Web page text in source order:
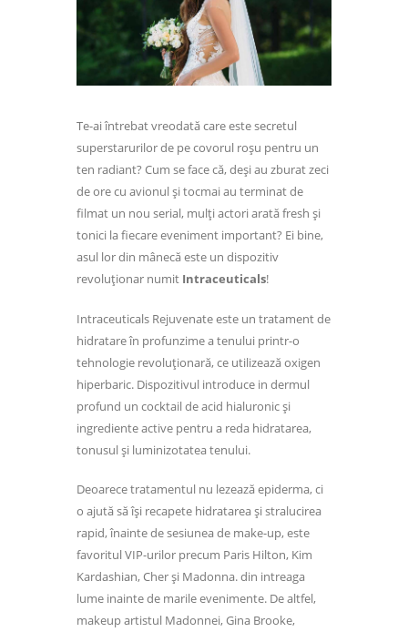
Te-ai întrebat vreodată care este secretul
superstarurilor de pe covorul roșu pentru un
ten radiant? Cum se face că, deși au zburat zeci
de ore cu avionul și tocmai au terminat de
filmat un nou serial, mulți actori arată fresh și
tonici la fiecare eveniment important? Ei bine,
asul lor din mânecă este un dispozitiv
revoluționar numit Intraceuticals!
Intraceuticals Rejuvenate este un tratament de
hidratare în profunzime a tenului printr-o
tehnologie revoluționară, ce utilizează oxigen
hiperbaric. Dispozitivul introduce in dermul
profund un cocktail de acid hialuronic și
ingrediente active pentru a reda hidratarea,
tonusul și luminizotatea tenului.
Deoarece tratamentul nu lezează epiderma, ci
o ajută să își recapete hidratarea și stralucirea
rapid, înainte de sesiunea de make-up, este
favoritul VIP-urilor precum Paris Hilton, Kim
Kardashian, Cher și Madonna. din intreaga
lume inainte de marile evenimente. De altfel,
makeup artistul Madonnei, Gina Brooke,